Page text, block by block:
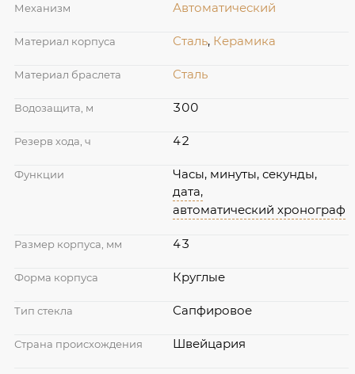
Механизм Автоматический
Материал корпуса Сталь, Керамика
Материал браслета Сталь
Водозащита, м 300
Резерв хода, ч 42
Функции
Часы, минуты, секунды,
дата,
автоматический хронограф
Размер корпуса, мм 43
Форма корпуса Круглые
Тип стекла Сапфировое
Страна происхождения Швейцария